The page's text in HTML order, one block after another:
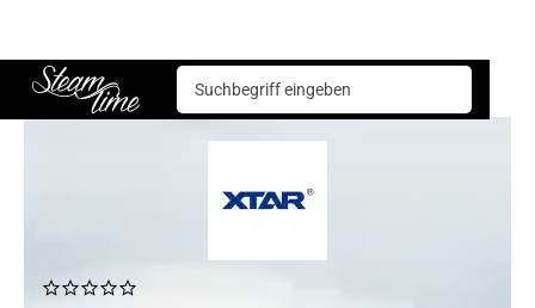
Steam time
Zubehör Ladegeräte & Akkus Akkus